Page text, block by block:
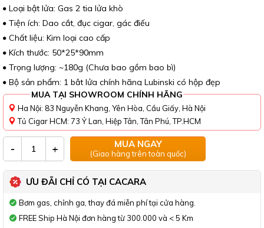
Loại bật lửa: Gas 2 tia lửa khò
Tiện ích: Dao cắt, đục cigar, gác điếu
Chất liệu: Kim loại cao cấp
Kích thước: 50*25*90mm
Trọng lượng: ~180g (Chưa bao gồm bao bì)
Bộ sản phẩm: 1 bật lửa chính hãng Lubinski có hộp đẹp
MUA TẠI SHOWROOM CHÍNH HÃNG
Ha Nội: 83 Nguyễn Khang, Yên Hòa, Cầu Giấy, Hà Nội
Tủ Cigar HCM: 73 Ỷ Lan, Hiệp Tân, Tân Phú, TP.HCM
- + MUA NGAY
(Giao hàng trên toàn quốc)
ƯU ĐÃI CHỈ CÓ TẠI CACARA
Bơm gas, chỉnh ga, thay đá miễn phí tại cửa hàng.
FREE Ship Hà Nội đơn hàng từ 300.000 và < 5 Km